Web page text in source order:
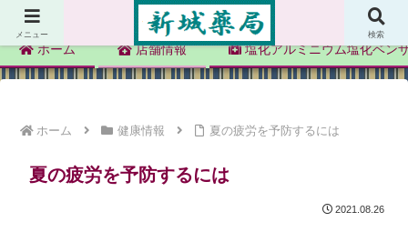
新城薬局
ホーム 店舗情報 塩化アルミニウム塩化ベン
ホーム 健康情報 夏の疲労を予防するには
夏の疲労を予防するには
2021.08.26
メニュー 検索